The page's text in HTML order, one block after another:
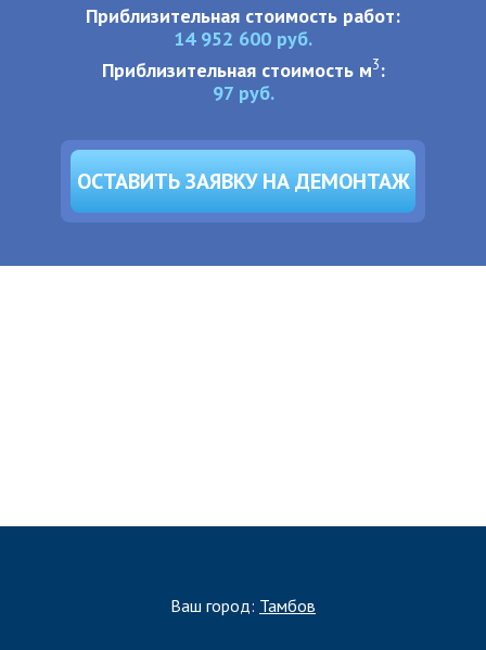
Приблизительная стоимость работ:
14 952 600 руб.
Приблизительная стоимость м3:
97руб.
ОСТАВИТЬ ЗАЯВКУ НА ДЕМОНТАЖ
Ваш город: Тамбов